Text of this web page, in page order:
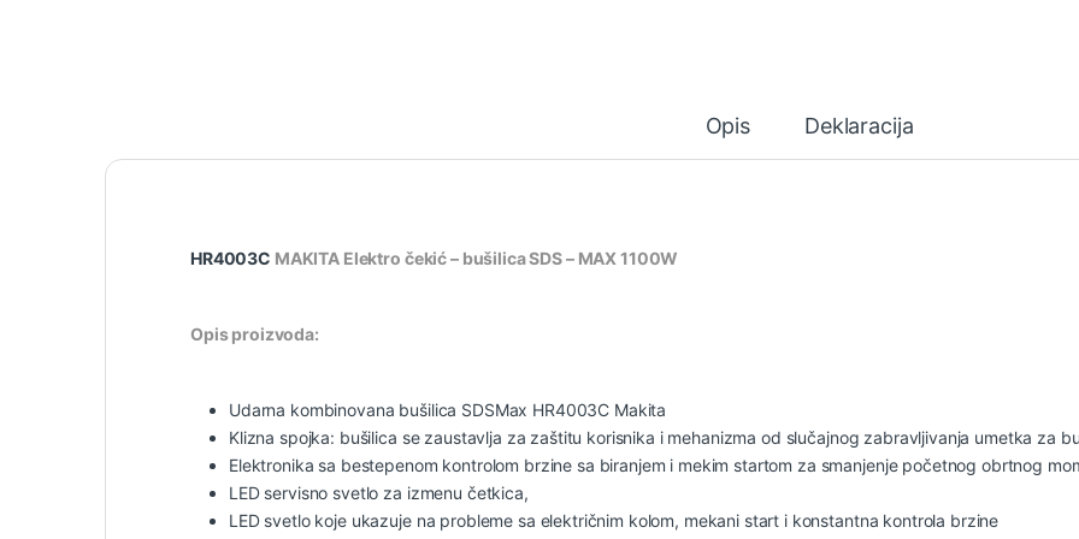
Opis Deklaracija
HR4003C MAKITA Elektro čekić – bušilica SDS – MAX 1100W
Opis proizvoda:
Udarna kombinovana bušilica SDSMax HR4003C Makita
Klizna spojka: bušilica se zaustavlja za zaštitu korisnika i mehanizma od slučajnog zabravljivanja umetka za
Elektronika sa bestepenom kontrolom brzine sa biranjem i mekim startom za smanjenje početnog obrtnog
LED servisno svetlo za izmenu četkica,
LED svetlo koje ukazuje na probleme sa električnim kolom, mekani start i konstantna kontrola brzine